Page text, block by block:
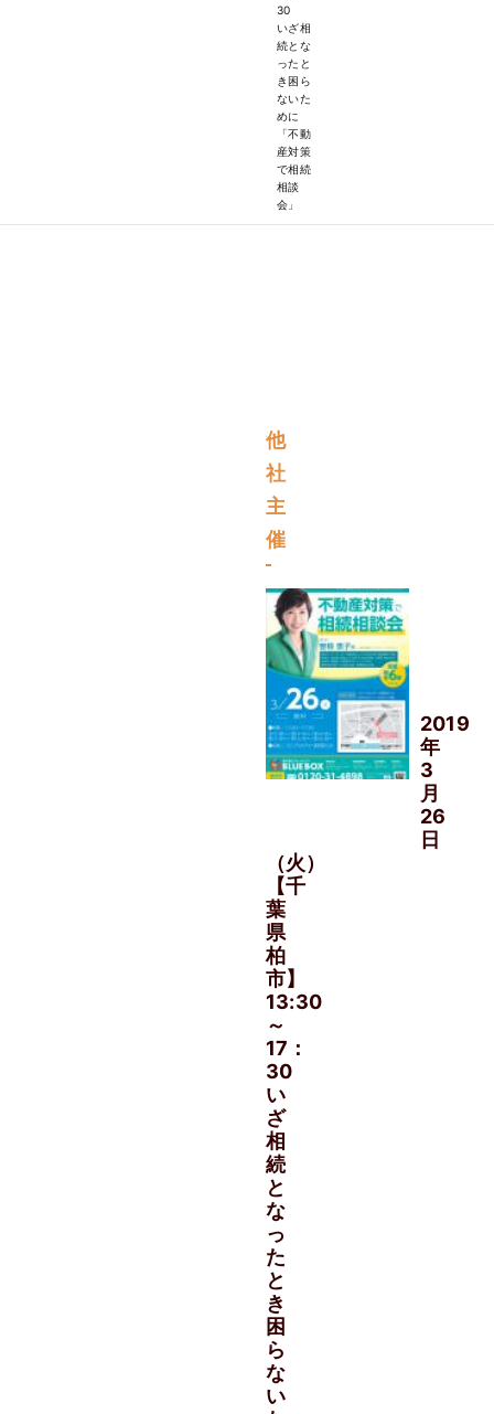
30
いざ相
続とな
ったと
き困ら
ないた
めに
「不動
産対策
で相続
相談
会」
他
社
主
催
2019
年
3
月
26
日
（火）
【千
葉
県
柏
市】
13:30
～
17：
30
い
ざ
相
続
と
な
っ
た
と
き
困
ら
な
い